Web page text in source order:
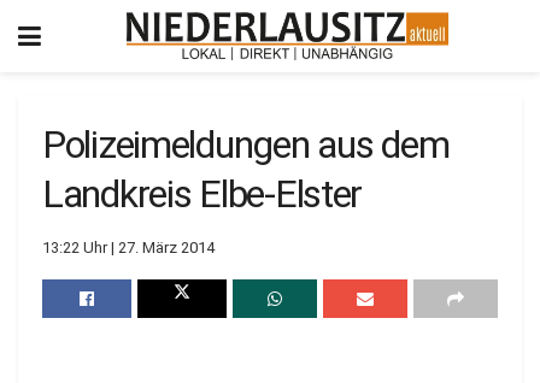
Polizeimeldungen aus dem
Landkreis Elbe-Elster
13:22 Uhr | 27. März 2014